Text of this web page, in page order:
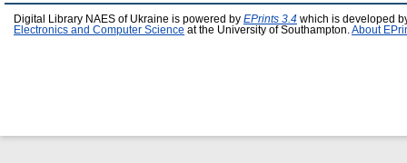
Digital Library NAES of Ukraine is powered by EPrints 3.4 which is developed
Electronics and Computer Science at the University of Southampton. About